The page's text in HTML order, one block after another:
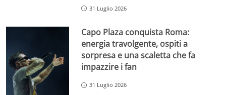
31 Luglio 2026
Capo Plaza conquista Roma:
energia travolgente, ospiti a
sorpresa e una scaletta che fa
impazzire i fan
31 Luglio 2026